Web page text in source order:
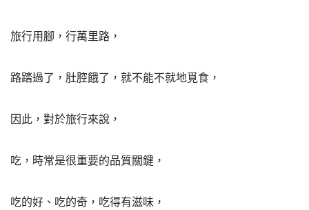
旅行用腳，行萬里路，
路踏過了，肚腔餓了，就不能不就地覓食，
因此，對於旅行來說，
吃，時常是很重要的品質關鍵，
吃的好、吃的奇，吃得有滋味，